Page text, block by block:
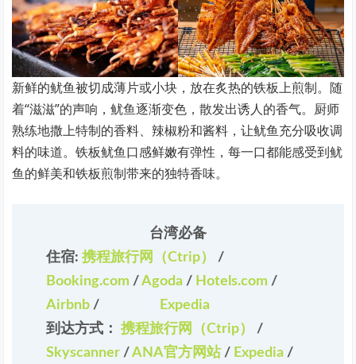
新鲜的鱿鱼被切成薄片或小块，放在炙热的铁板上煎制。随
着“滋滋”的声响，鱿鱼逐渐变色，散发出诱人的香气。厨师
熟练地撒上特制的香料、辣椒粉和酱料，让鱿鱼充分吸收调
料的味道。铁板鱿鱼口感鲜嫩有弹性，每一口都能感受到鱿
鱼的鲜美和铁板煎制带来的独特香味。
台湾必备
住宿:携程旅行网（Ctrip） /
Booking.com /Agoda / Hotels.com /
Airbnb /
Expedia
到达方式：携程旅行网（Ctrip） /
Skyscanner /ANA官方网站 / Expedia /